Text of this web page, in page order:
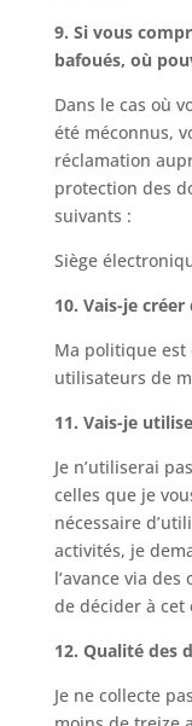
9. Si vous
bafoués, où
Dans le cas où
été méconnus,
réclamation
protection des
suivants :
Siège
10. Vais-je
Ma politique est
utilisateurs de
11. Vais-je
Je n’utiliserai
celles que je
nécessaire
activités, je
l’avance via
de décider à cet
12. Qualité des
Je ne collecte